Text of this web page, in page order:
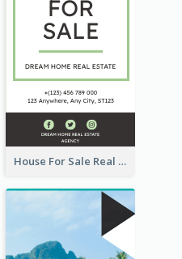
House For Sale Real Estate Agent Wide Skyscraper Banner